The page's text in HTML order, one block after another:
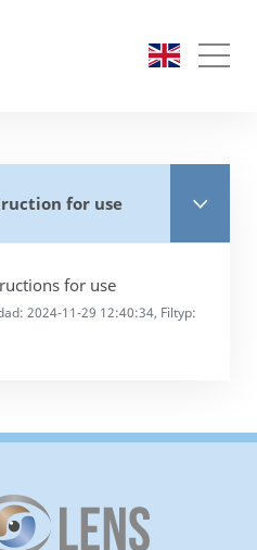
for use
for use
2024-11-29 12:40:34, Filtyp: